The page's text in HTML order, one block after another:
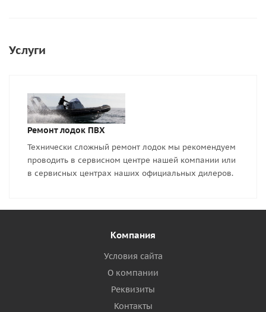
Услуги
Ремонт лодок ПВХ
Технически сложный ремонт лодок мы рекомендуем
проводить в сервисном центре нашей компании или
в сервисных центрах наших официальных дилеров.
Компания
Условия сайта
О компании
Реквизиты
Контакты